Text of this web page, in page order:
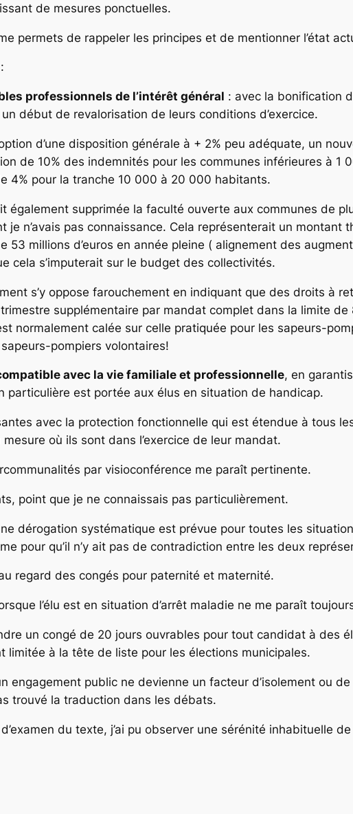
de mesures ponctuelles.
permets de rappeler les principes et de mentionner l’état
professionnels de l’intérêt général : avec la bonification
début de revalorisation de leurs conditions d’exercice.
d’une disposition générale à + 2% peu adéquate, un
de 10% des indemnités pour les communes inférieures à 1
4% pour la tranche 10 000 à 20 000 habitants.
également supprimée la faculté ouverte aux communes de
je n’avais pas connaissance. Cela représenterait un montant
millions d’euros en année pleine ( alignement des
cela s’imputerait sur le budget des collectivités.
s’y oppose farouchement en indiquant que des droits à
supplémentaire par mandat complet dans la limite de
normalement calée sur celle pratiquée pour les sapeurs-
pompiers volontaires!
avec la vie familiale et professionnelle, en
est portée aux élus en situation de handicap.
avec la protection fonctionnelle qui est étendue à tous
où ils sont dans l’exercice de leur mandat.
par visioconférence me paraît pertinente.
point que je ne connaissais pas particulièrement.
dérogation systématique est prévue pour toutes les
pour qu’il n’y ait pas de contradiction entre les deux
regard des congés pour paternité et maternité.
l’élu est en situation d’arrêt maladie ne me paraît
un congé de 20 jours ouvrables pour tout candidat à des
à la tête de liste pour les élections municipales.
engagement public ne devienne un facteur d’isolement ou
trouvé la traduction dans les débats.
du texte, j’ai pu observer une sérénité inhabituelle de